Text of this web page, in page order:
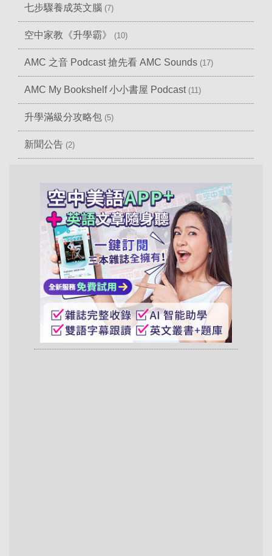
七步驟養成英文腦 (7)
空中家教《升學霸》 (10)
AMC 之音 Podcast 搶先看 AMC Sounds (17)
AMC My Bookshelf 小小書屋 Podcast (11)
升學滿級分攻略包 (5)
新聞公告 (2)